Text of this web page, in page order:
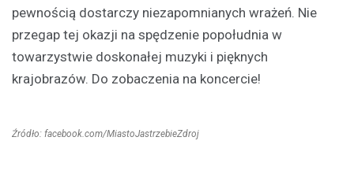
pewnością dostarczy niezapomnianych wrażeń. Nie
przegap tej okazji na spędzenie popołudnia w
towarzystwie doskonałej muzyki i pięknych
krajobrazów. Do zobaczenia na koncercie!
Źródło: facebook.com/MiastoJastrzebieZdroj